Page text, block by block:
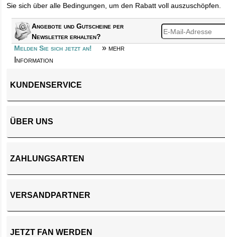
Sie sich über alle Bedingungen, um den Rabatt voll auszuschöpfen.
Angebote und Gutscheine per
Newsletter erhalten?
Melden Sie sich jetzt an!
» mehr
Information
KUNDENSERVICE
ÜBER UNS
ZAHLUNGSARTEN
VERSANDPARTNER
JETZT FAN WERDEN